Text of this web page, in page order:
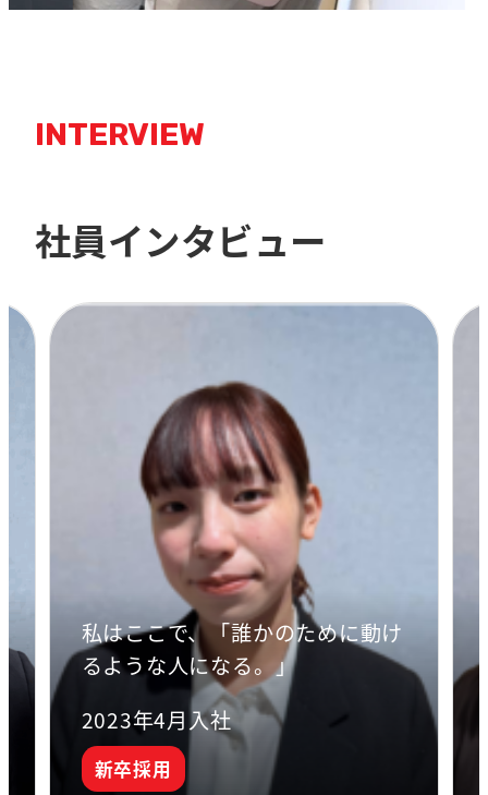
INTERVIEW
社員インタビュー
私はここで、「誰かのために動け
るような人になる。」
2023年4月入社
新卒採用